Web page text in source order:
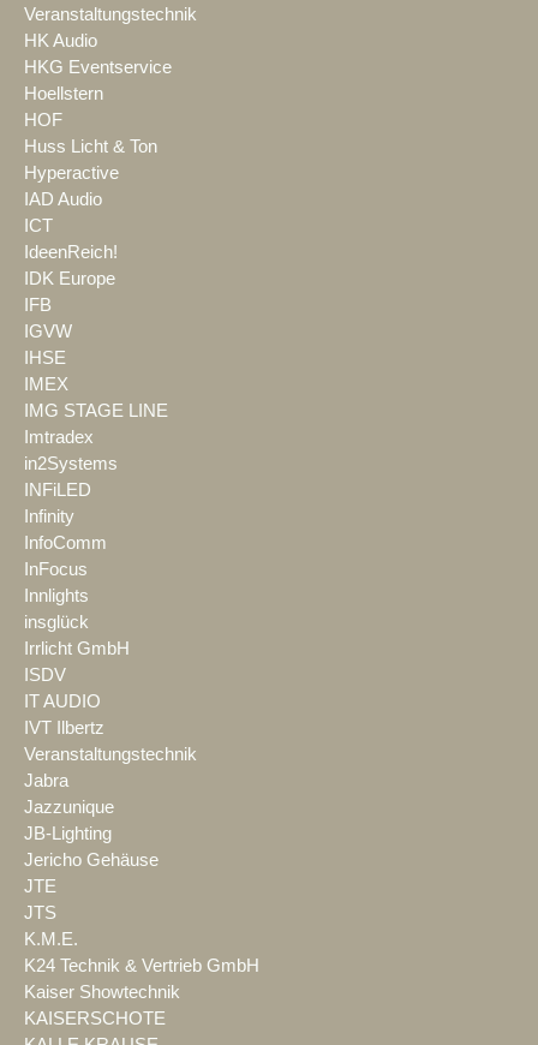
Veranstaltungstechnik
HK Audio
HKG Eventservice
Hoellstern
HOF
Huss Licht & Ton
Hyperactive
IAD Audio
ICT
IdeenReich!
IDK Europe
IFB
IGVW
IHSE
IMEX
IMG STAGE LINE
Imtradex
in2Systems
INFiLED
Infinity
InfoComm
InFocus
Innlights
insglück
Irrlicht GmbH
ISDV
IT AUDIO
IVT Ilbertz
Veranstaltungstechnik
Jabra
Jazzunique
JB-Lighting
Jericho Gehäuse
JTE
JTS
K.M.E.
K24 Technik & Vertrieb GmbH
Kaiser Showtechnik
KAISERSCHOTE